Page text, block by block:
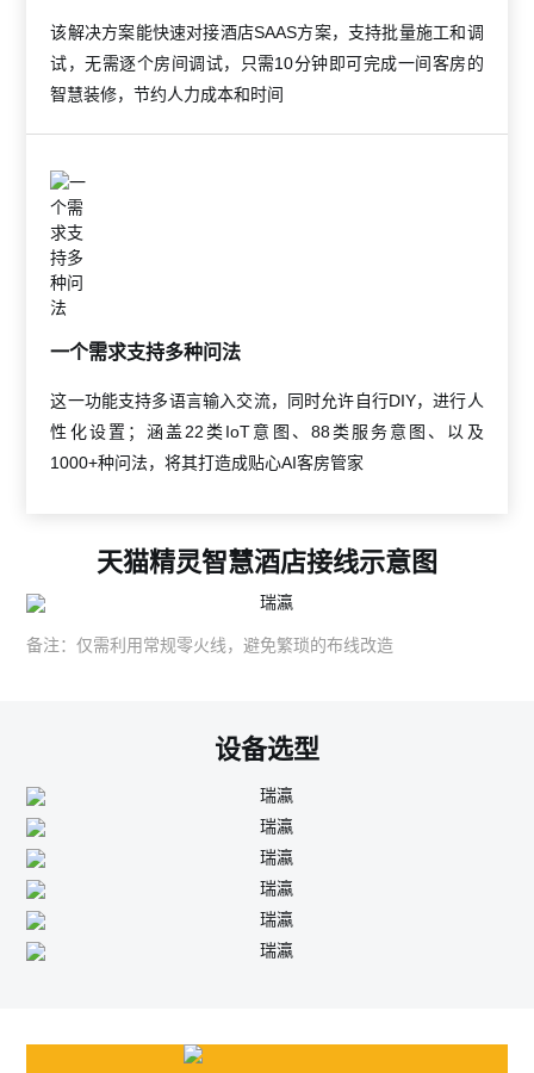
该解决方案能快速对接酒店SAAS方案，支持批量施工和调
试，无需逐个房间调试，只需10分钟即可完成一间客房的
智慧装修，节约人力成本和时间
一个需求支持多种问法
这一功能支持多语言输入交流，同时允许自行DIY，进行人
性化设置；涵盖22类IoT意图、88类服务意图、以及
1000+种问法，将其打造成贴心AI客房管家
天猫精灵智慧酒店接线示意图
备注：仅需利用常规零火线，避免繁琐的布线改造
设备选型